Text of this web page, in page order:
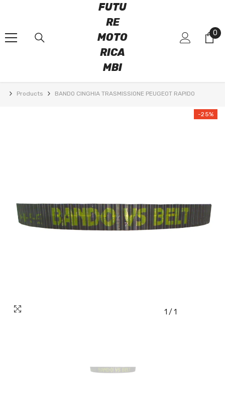
FUTU
RE
MOTO
RICA
MBI
0
0
Products BANDO CINGHIA TRASMISSIONE PEUGEOT RAPIDO
-25%
1 / 1